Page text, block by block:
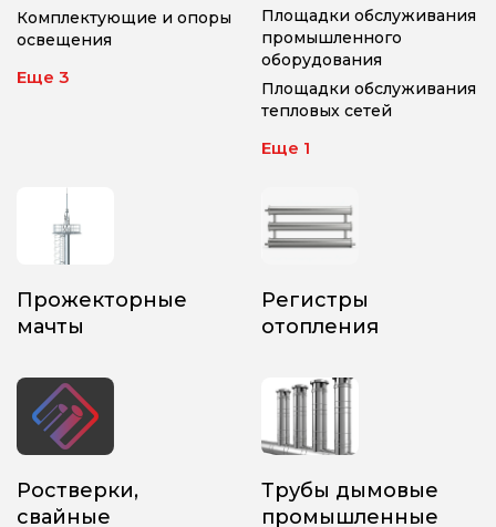
Комплектующие и опоры
освещения
Еще 3
Площадки обслуживания
промышленного
оборудования
Площадки обслуживания
тепловых сетей
Еще 1
Прожекторные
мачты
Регистры
отопления
Ростверки,
свайные
Трубы дымовые
промышленные